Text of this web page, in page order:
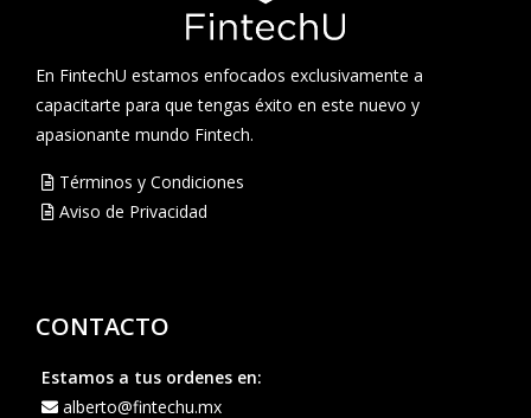
En FintechU estamos enfocados exclusivamente a
capacitarte para que tengas éxito en este nuevo y
apasionante mundo Fintech.
Términos y Condiciones
Aviso de Privacidad
CONTACTO
Estamos a tus ordenes en:
alberto@fintechu.mx